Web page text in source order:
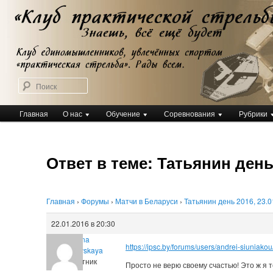
Перейти
основному
содержимому
Клуб практической стрельбы
Клуб практической стрельбы
Главное
меню
Главная О нас Обучение Соревнования Рубрики
Ответ в теме: Татьянин день
Главная › Форумы › Матчи в Беларуси › Татьянин день 2016,
22.01.2016 в 20:30
Tatiana
Botyanovskaya
Участник
https://ipsc.by/forums/users/andrei-
Просто не верю своему счастью! Это ж я